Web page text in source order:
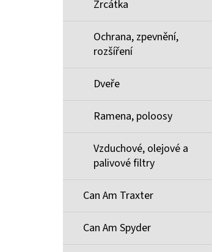
Zrcátka
Ochrana, zpevnění,
rozšíření
Dveře
Ramena, poloosy
Vzduchové, olejové a
palivové filtry
Can Am Traxter
Can Am Spyder